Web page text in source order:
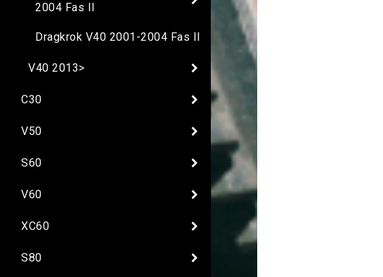
2004 Fas II
Dragkrok V40 2001-2004 Fas II
V40 2013>
C30
V50
S60
V60
XC60
S80